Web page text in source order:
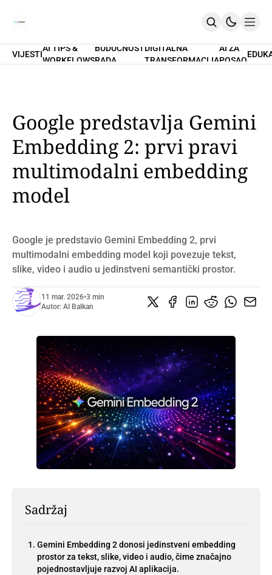
Home
PRETPLATI SE
VIJESTI
AI TIPS &
WORKFLOWS
BUDUĆNOST
RADA
DIGITALNA
TRANSFORMACIJA
AI ZA
POSAO
Google predstavlja Gemini
Embedding 2: prvi pravi
multimodalni embedding
model
Google je predstavio Gemini Embedding 2, prvi
multimodalni embedding model koji povezuje tekst,
slike, video i audio u jedinstveni semantički prostor.
11 mar. 2026•3 min
Autor: AI Balkan
Sadržaj
Gemini Embedding 2 donosi jedinstveni embedding
prostor za tekst, slike, video i audio, čime značajno
pojednostavljuje razvoj AI aplikacija.